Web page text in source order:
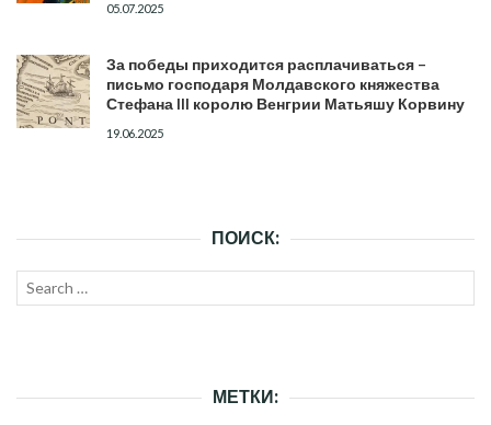
05.07.2025
За победы приходится расплачиваться –
письмо господаря Молдавского княжества
Стефана III королю Венгрии Матьяшу Корвину
19.06.2025
ПОИСК:
Search
МЕТКИ: